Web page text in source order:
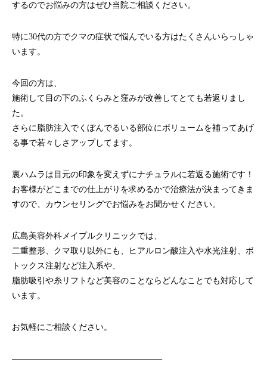
するのでお悩みの方はぜひ当院ご相談ください。
特に30代の方でクマの症状で悩んでいる方はたくさんいらっしゃ
います。
今回の方は、
施術して目の下のふくらみと窪みが改善してとても若返りまし
た。
さらに脂肪注入でくぼんでるいる部位にボリュームを補ってあげ
る事で若々しさアップしてます。
裏ハムラは目元の印象を変えずにナチュラルに若返る施術です！
お客様がどこまでの仕上がりを求めるかで治療法が決まってきま
すので、カウンセリングでお悩みをお聞かせください。
広島美容外科メイプルクリニックでは、
二重整形、クマ取り以外にも、ヒアルロン酸注入や水光注射、ボ
トックス注射など注入系や、
脂肪吸引や糸リフトなど美容のことならどんなことでも対応して
います。
お気軽にご相談ください。
——————————————————